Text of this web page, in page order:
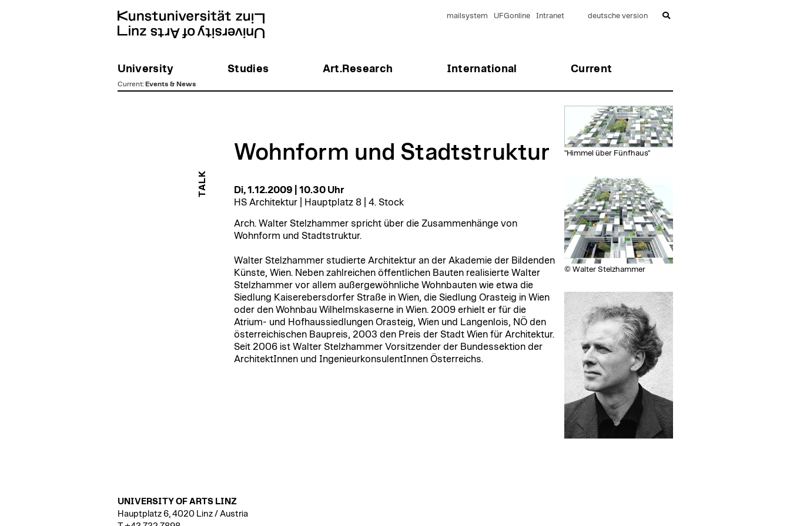
University Studies Art.Research International Current
mailsystem UFGonline Intranet deutsche version
Current: Events & News
TALK
Wohnform und Stadtstruktur
Di, 1.12.2009 | 10.30 Uhr
HS Architektur | Hauptplatz 8 | 4. Stock
Arch. Walter Stelzhammer spricht über die Zusammenhänge von
Wohnform und Stadtstruktur.
Walter Stelzhammer studierte Architektur an der Akademie der Bildenden
Künste, Wien. Neben zahlreichen öffentlichen Bauten realisierte Walter
Stelzhammer vor allem außergewöhnliche Wohnbauten wie etwa die
Siedlung Kaiserebersdorfer Straße in Wien, die Siedlung Orasteig in Wien
oder den Wohnbau Wilhelmskaserne in Wien. 2009 erhielt er für die
Atrium- und Hofhaussiedlungen Orasteig, Wien und Langenlois, NÖ den
österreichischen Baupreis, 2003 den Preis der Stadt Wien für Architektur.
Seit 2006 ist Walter Stelzhammer Vorsitzender der Bundessektion der
ArchitektInnen und IngenieurkonsulentInnen Österreichs.
"Himmel über Fünfhaus"
© Walter Stelzhammer
UNIVERSITY OF ARTS LINZ
Hauptplatz 6, 4020 Linz / Austria